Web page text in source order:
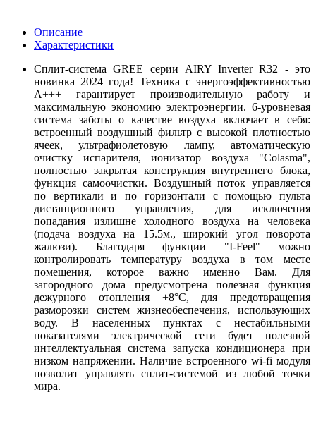
Описание
Характеристики
Сплит-система GREE серии AIRY Inverter R32 - это
новинка 2024 года! Техника с энергоэффективностью
А+++ гарантирует производительную работу и
максимальную экономию электроэнергии. 6-уровневая
система заботы о качестве воздуха включает в себя:
встроенный воздушный фильтр с высокой плотностью
ячеек, ультрафиолетовую лампу, автоматическую
очистку испарителя, ионизатор воздуха "Colasma",
полностью закрытая конструкция внутреннего блока,
функция самоочистки. Воздушный поток управляется
по вертикали и по горизонтали с помощью пульта
дистанционного управления, для исключения
попадания излишне холодного воздуха на человека
(подача воздуха на 15.5м., широкий угол поворота
жалюзи). Благодаря функции "I-Feel" можно
контролировать температуру воздуха в том месте
помещения, которое важно именно Вам. Для
загородного дома предусмотрена полезная функция
дежурного отопления +8°С, для предотвращения
разморозки систем жизнеобеспечения, использующих
воду. В населенных пунктах с нестабильными
показателями электрической сети будет полезной
интеллектуальная система запуска кондиционера при
низком напряжении. Наличие встроенного wi-fi модуля
позволит управлять сплит-системой из любой точки
мира.